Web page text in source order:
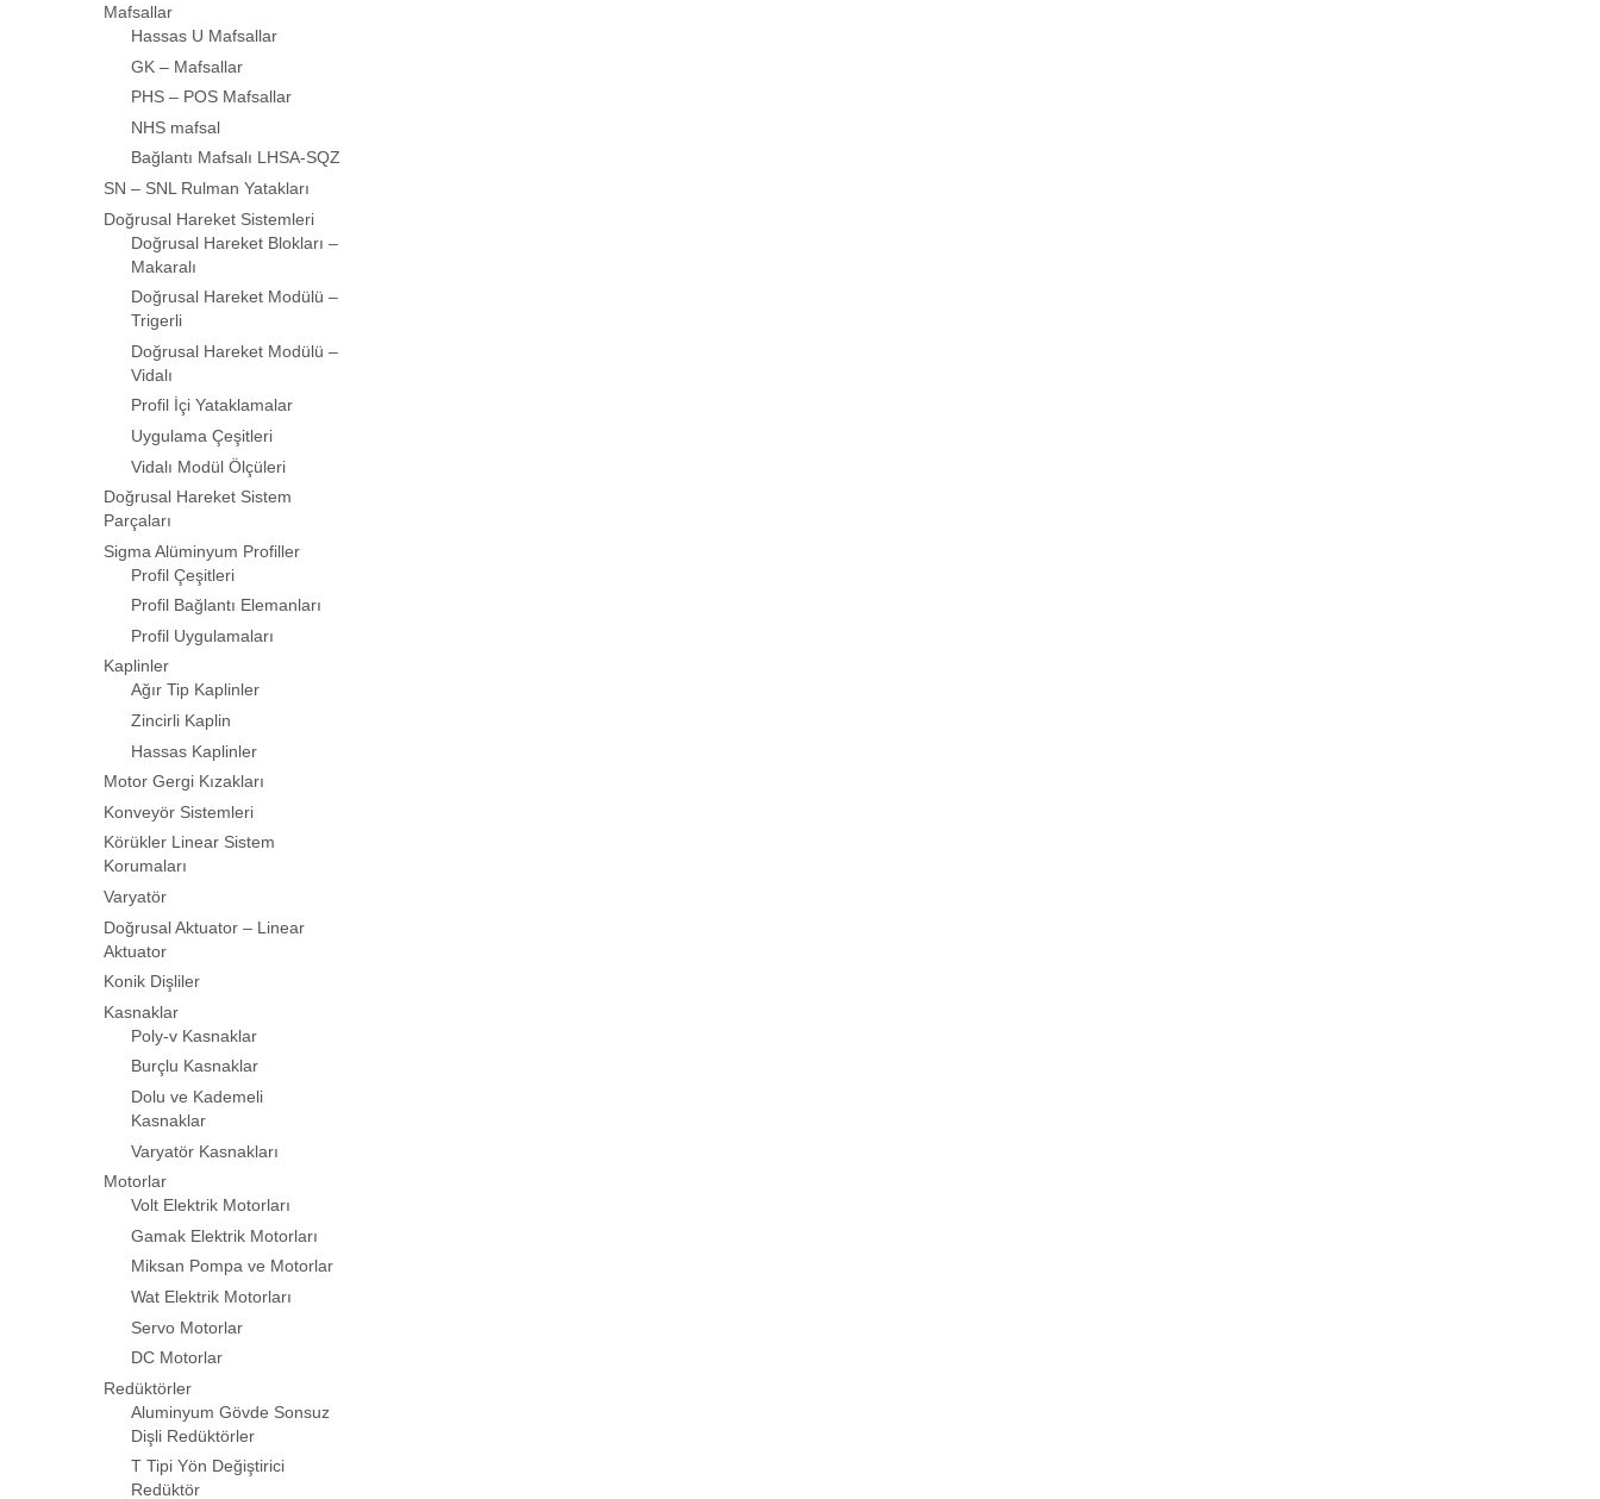
Mafsallar
Hassas U Mafsallar
GK – Mafsallar
PHS – POS Mafsallar
NHS mafsal
Bağlantı Mafsalı LHSA-SQZ
SN – SNL Rulman Yatakları
Doğrusal Hareket Sistemleri
Doğrusal Hareket Blokları –
Makaralı
Doğrusal Hareket Modülü –
Trigerli
Doğrusal Hareket Modülü –
Vidalı
Profil İçi Yataklamalar
Uygulama Çeşitleri
Vidalı Modül Ölçüleri
Doğrusal Hareket Sistem
Parçaları
Sigma Alüminyum Profiller
Profil Çeşitleri
Profil Bağlantı Elemanları
Profil Uygulamaları
Kaplinler
Ağır Tip Kaplinler
Zincirli Kaplin
Hassas Kaplinler
Motor Gergi Kızakları
Konveyör Sistemleri
Körükler Linear Sistem
Korumaları
Varyatör
Doğrusal Aktuator – Linear
Aktuator
Konik Dişliler
Kasnaklar
Poly-v Kasnaklar
Burçlu Kasnaklar
Dolu ve Kademeli
Kasnaklar
Varyatör Kasnakları
Motorlar
Volt Elektrik Motorları
Gamak Elektrik Motorları
Miksan Pompa ve Motorlar
Wat Elektrik Motorları
Servo Motorlar
DC Motorlar
Redüktörler
Aluminyum Gövde Sonsuz
Dişli Redüktörler
T Tipi Yön Değiştirici
Redüktör